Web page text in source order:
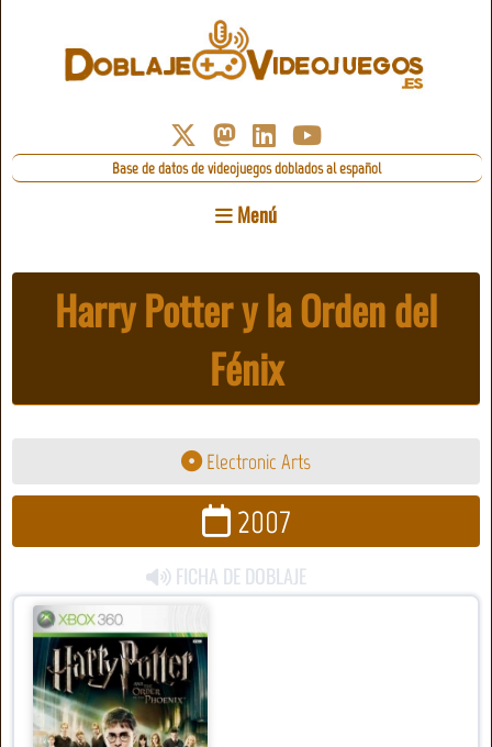
Base de datos de videojuegos doblados al español
Menú
Harry Potter y la Orden del
Fénix
Electronic Arts
2007
FICHA DE DOBLAJE